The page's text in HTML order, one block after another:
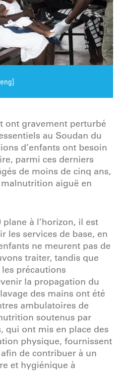
ont gravement perturbé
au Soudan du
d’enfants ont besoin
parmi ces derniers
de moins de cinq ans,
aiguë en
plane à l’horizon, il est
les services de base, en
ne meurent pas de
traiter, tandis que
précautions
la propagation du
des mains ont été
ambulatoires de
soutenus par
qui ont mis en place des
physique, fournissent
de contribuer à un
et hygiénique à